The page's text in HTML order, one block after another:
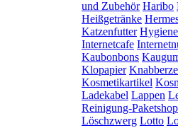
und Zubehör Haribo
Heißgetränke
Katzenfutter
Internetcafe
Kaubonbons
Klopapier
Kosmetikartikel
Ladekabel Lappen
Reinigung-
Löschzwerg Lotto